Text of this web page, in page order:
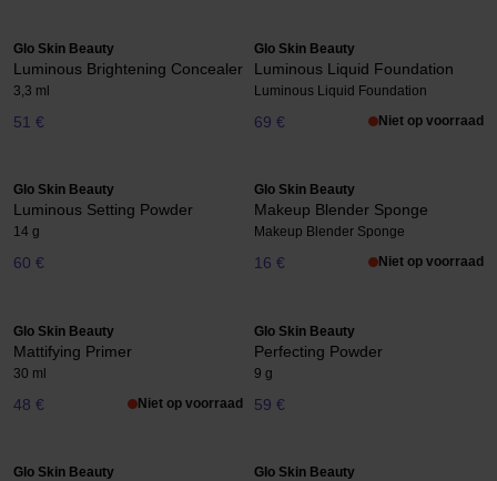
Glo Skin Beauty
Luminous Brightening Concealer
3,3 ml
51 €
Glo Skin Beauty
Luminous Liquid Foundation
Luminous Liquid Foundation
69 € Niet op voorraad
Glo Skin Beauty
Luminous Setting Powder
14 g
60 €
Glo Skin Beauty
Makeup Blender Sponge
Makeup Blender Sponge
16 € Niet op voorraad
Glo Skin Beauty
Mattifying Primer
30 ml
48 € Niet op voorraad
Glo Skin Beauty
Perfecting Powder
9 g
59 €
Glo Skin Beauty Glo Skin Beauty